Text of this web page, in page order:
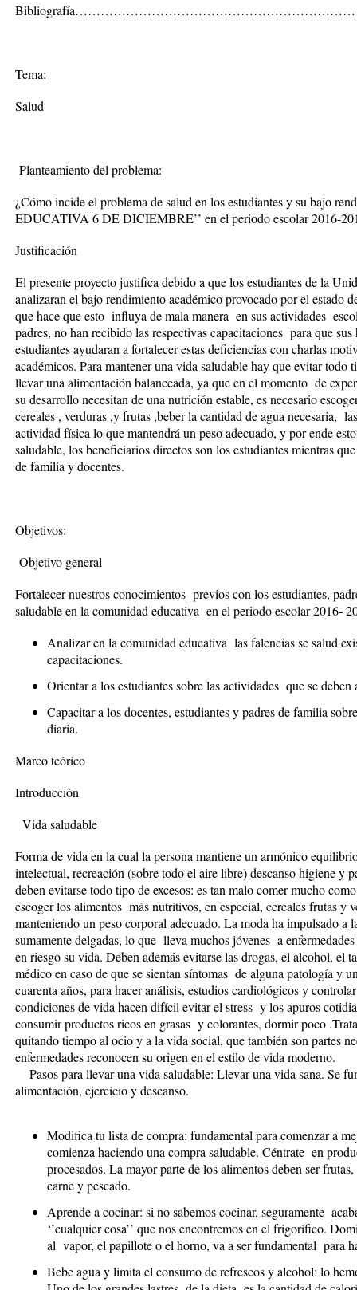
Tema:
Salud
Planteamiento del problema:
¿Cómo incide el problema de salud en los estudiantes y su bajo
EDUCATIVA 6 DE DICIEMBRE’’ en el periodo escolar 2016-
Justificación
El presente proyecto justifica debido a que los estudiantes de la
analizaran el bajo rendimiento académico provocado por el estado
que hace que esto influya de mala manera en sus actividades
padres, no han recibido las respectivas capacitaciones para que
estudiantes ayudaran a fortalecer estas deficiencias con charlas
académicos. Para mantener una vida saludable hay que evitar
llevar una alimentación balanceada, ya que en el momento de
su desarrollo necesitan de una nutrición estable, es necesario
cereales , verduras ,y frutas ,beber la cantidad de agua necesaria,
actividad física lo que mantendrá un peso adecuado, y por ende
saludable, los beneficiarios directos son los estudiantes mientras
de familia y docentes.
Objetivos:
Objetivo general
Fortalecer nuestros conocimientos previos con los estudiantes,
saludable en la comunidad educativa en el periodo escolar 2016-
Analizar en la comunidad educativa las falencias se salud
capacitaciones.
Orientar a los estudiantes sobre las actividades que se
Capacitar a los docentes, estudiantes y padres de familia
diaria.
Marco teórico
Introducción
Vida saludable
Forma de vida en la cual la persona mantiene un armónico
intelectual, recreación (sobre todo el aire libre) descanso higiene y
deben evitarse todo tipo de excesos: es tan malo comer mucho
escoger los alimentos más nutritivos, en especial, cereales frutas y
manteniendo un peso corporal adecuado. La moda ha impulsado a
sumamente delgadas, lo que lleva muchos jóvenes a
en riesgo su vida. Deben además evitarse las drogas, el alcohol, el
médico en caso de que se sientan síntomas de alguna patología y
cuarenta años, para hacer análisis, estudios cardiológicos y
condiciones de vida hacen difícil evitar el stress y los apuros
consumir productos ricos en grasas y colorantes, dormir poco
quitando tiempo al ocio y a la vida social, que también son partes
enfermedades reconocen su origen en
Pasos para llevar una vida saludable: Llevar una vida sana. Se
alimentación, ejercicio y descanso.
Modifica tu lista de compra: fundamental para comenzar a
comienza haciendo una compra saludable. Céntrate en
procesados. La mayor parte de los alimentos deben ser
carne y pescado.
Aprende a cocinar: si no sabemos cocinar, seguramente
‘’cualquier cosa’’ que nos encontremos en el frigorífico.
al vapor, el papillote o el horno, va a ser fundamental para
Bebe agua y limita el consumo de refrescos y alcohol: lo